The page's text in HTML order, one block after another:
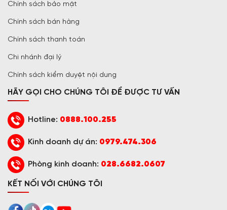
Chính sách bảo mật
Chính sách bán hàng
Chính sách thanh toán
Chi nhánh đại lý
Chính sách kiểm duyệt nội dung
HÃY GỌI CHO CHÚNG TÔI ĐỂ ĐƯỢC TƯ VẤN
Hotline: 0888.100.255
Kinh doanh dự án: 0979.474.306
Phòng kinh doanh: 028.6682.0607
KẾT NỐI VỚI CHÚNG TÔI